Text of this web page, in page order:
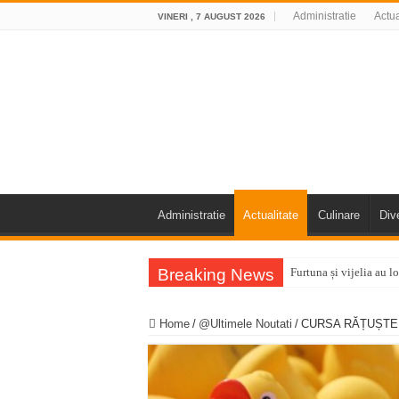
VINERI , 7 AUGUST 2026 Administratie
Administratie Actualitate Culinare
Breaking News Furtuna și vijelia au
ANUNŢ OPRIRE
Anunț important –
Ștrandul Termal
Home / @Ultimele Noutati / CURSA